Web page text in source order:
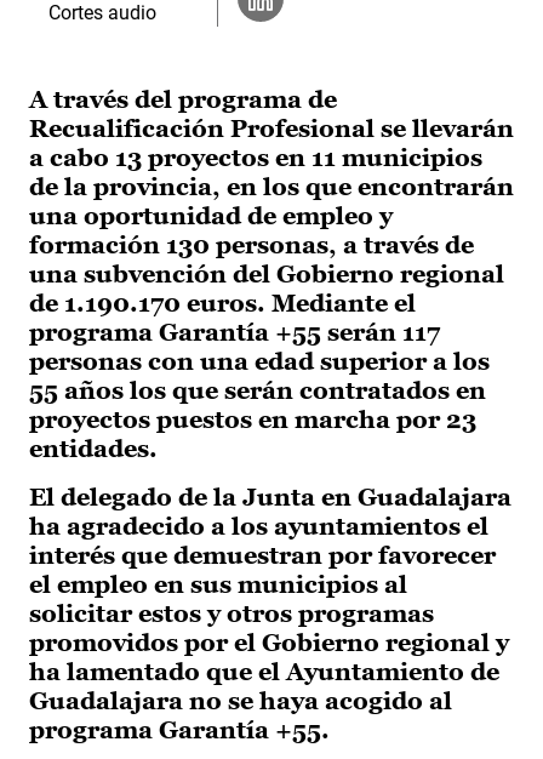
A través del programa de
Recualificación Profesional se llevarán
a cabo 13 proyectos en 11 municipios
de la provincia, en los que encontrarán
una oportunidad de empleo y
formación 130 personas, a través de
una subvención del Gobierno regional
de 1.190.170 euros. Mediante el
programa Garantía +55 serán 117
personas con una edad superior a los
55 años los que serán contratados en
proyectos puestos en marcha por 23
entidades.
El delegado de la Junta en Guadalajara
ha agradecido a los ayuntamientos el
interés que demuestran por favorecer
el empleo en sus municipios al
solicitar estos y otros programas
promovidos por el Gobierno regional y
ha lamentado que el Ayuntamiento de
Guadalajara no se haya acogido al
programa Garantía +55.
Cortes audio